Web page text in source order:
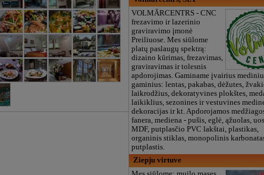
VOLMĀRCENTRS - CNC
frezavimo ir lazerinio
graviravimo įmonė
Preiliuose. Mes siūlome
platų paslaugų spektrą:
dizaino kūrimas, frezavimas,
graviravimas ir tolesnis
apdorojimas. Gaminame įvairius
gaminius: lentas, pakabas, dėžutes,
laikrodžius, dekoratyvines plokštes,
laikiklius, sezonines ir vestuvines
dekoracijas ir kt. Apdorojamos
fanera, mediena - pušis, eglė, ąžuolas,
MDF, putplasčio PVC lakštai, plastikas,
organinis stiklas, monopolinis
putplastis.
Ziepju virtuve